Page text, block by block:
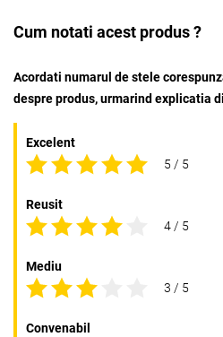
Cum notati acest produs ?
Acordati numarul de stele
despre produs, urmarind explicatia
Excelent
5 / 5
Reusit
4 / 5
Mediu
3 / 5
Convenabil